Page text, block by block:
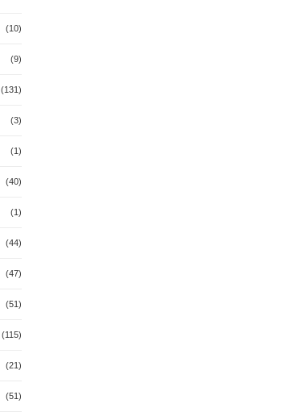
(10)
(9)
(131)
(3)
(1)
(40)
(1)
(44)
(47)
(51)
(115)
(21)
(51)